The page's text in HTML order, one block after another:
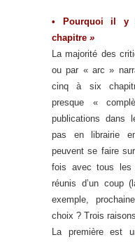
• Pourquoi il y
chapitre »
La majorité des
ou par « arc »
cinq à six
presque «
publications dans
pas en librairie
peuvent se faire
fois avec tous les
réunis d’un coup
exemple,
choix ? Trois
La première est